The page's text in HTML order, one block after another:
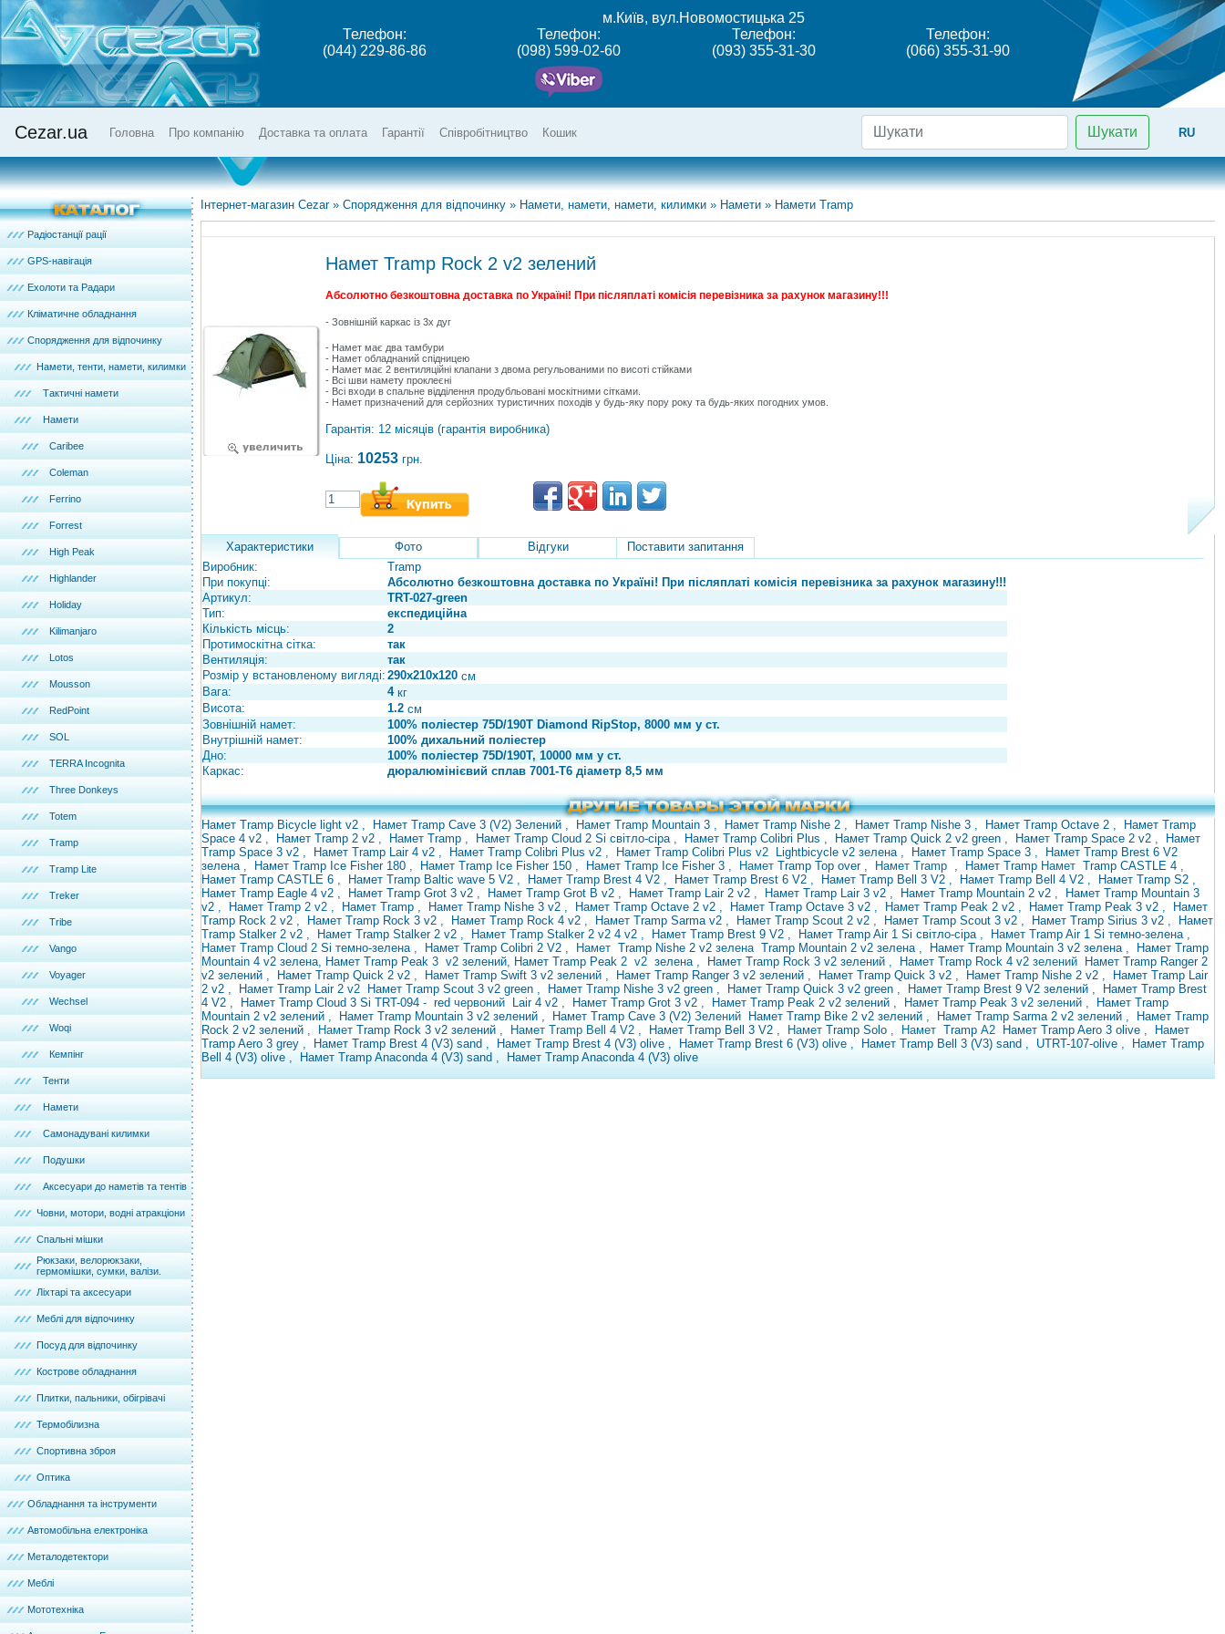
м.Київ, вул.Новомостицька 25
Телефон:
(044) 229-86-86
Телефон:
(098) 599-02-60
Телефон:
(093) 355-31-30
Телефон:
(066) 355-31-90
Cezar.ua Головна Про компанію Доставка та оплата Гарантії Співробітництво Кошик Шукати RU
Радіостанції рації
GPS-навігація
Ехолоти та Радари
Кліматичне обладнання
Спорядження для відпочинку
Намети, тенти, намети, килимки
Тактичні намети
Намети
Caribee
Coleman
Ferrino
Forrest
High Peak
Highlander
Holiday
Kilimanjaro
Lotos
Mousson
RedPoint
SOL
TERRA Incognita
Three Donkeys
Totem
Tramp
Tramp Lite
Treker
Tribe
Vango
Voyager
Wechsel
Woqi
Кемпінг
Тенти
Намети
Самонадувані килимки
Подушки
Аксесуари до наметів та тентів
Човни, мотори, водні атракціони
Спальні мішки
Рюкзаки, велорюкзаки,
гермомішки, сумки, валізи.
Ліхтарі та аксесуари
Меблі для відпочинку
Посуд для відпочинку
Кострове обладнання
Плитки, пальники, обігрівачі
Термобілизна
Спортивна зброя
Оптика
Обладнання та інструменти
Автомобільна електроніка
Металодетектори
Меблі
Мототехніка
Інтернет-магазин Cezar » Спорядження для відпочинку » Намети, намети, намети, килимки » Намети » Намети Tramp
Намет Tramp Rock 2 v2 зелений
Абсолютно безкоштовна доставка по Україні! При післяплаті комісія перевізника за рахунок магазину!!!
- Зовнішній каркас із 3х дуг
- Намет має два тамбури
- Намет обладнаний спідницею
- Намет має 2 вентиляційні клапани з двома регульованими по висоті стійками
- Всі шви намету проклеєні
- Всі входи в спальне відділення продубльовані москітними сітками.
- Намет призначений для серйозних туристичних походів у будь-яку пору року та будь-яких погодних умов.
Гарантія: 12 місяців (гарантія виробника)
Ціна: 10253 грн.
Характеристики Фото Відгуки
Поставити запитання
Виробник:
Tramp
При покупці:
Абсолютно безкоштовна доставка по Україні! При післяплаті комісія перевізника за рахунок магазину!!!
Артикул:
TRT-027-green
Тип:
експедиційна
Кількість місць:
2
Протимоскітна сітка:
так
Вентиляція:
так
Розмір у встановленому вигляді: 290х210х120 см
Вага:
4кг
Висота:
1.2 см
Зовнішній намет:
100% поліестер 75D/190T Diamond RipStop, 8000 мм у ст.
Внутрішній намет:
100% дихальний поліестер
Дно:
100% поліестер 75D/190T, 10000 мм у ст.
Каркас:
дюралюмінієвий сплав 7001-Т6 діаметр 8,5 мм
Намет Tramp Bicycle light v2 , Намет Tramp Cave 3 (V2) Зелений , Намет Tramp Mountain 3 , Намет Tramp Nishe 2 , Намет Tramp Nishe 3 , Намет Tramp Octave 2 ,
Намет Tramp
Space 4 v2 , Намет Tramp 2 v2 , Намет Tramp , Намет Tramp Cloud 2 Si світло-сіра , Намет Tramp Colibri Plus , Намет Tramp Quick 2 v2 green , Намет Tramp Space 2 v2 ,
Намет
Tramp Space 3 v2 , Намет Tramp Lair 4 v2 , Намет Tramp Colibri Plus v2 , Намет Tramp Colibri Plus v2 Lightbicycle v2 зелена , Намет Tramp Space 3 ,
Намет Tramp Brest 6 V2
зелена , Намет Tramp Ice Fisher 180 , Намет Tramp Ice Fisher 150 , Намет Tramp Ice Fisher 3 , Намет Tramp Top over , Намет Tramp , Намет Tramp Намет Tramp CASTLE 4 ,
Намет Tramp CASTLE 6 , Намет Tramp Baltic wave 5 V2 , Намет Tramp Brest 4 V2 , Намет Tramp Brest 6 V2 , Намет Tramp Bell 3 V2 , Намет Tramp Bell 4 V2 , Намет Tramp S2 ,
Намет Tramp Eagle 4 v2 , Намет Tramp Grot 3 v2 , Намет Tramp Grot B v2 , Намет Tramp Lair 2 v2 , Намет Tramp Lair 3 v2 , Намет Tramp Mountain 2 v2 ,
Намет Tramp Mountain 3
v2 , Намет Tramp 2 v2 , Намет Tramp , Намет Tramp Nishe 3 v2 , Намет Tramp Octave 2 v2 , Намет Tramp Octave 3 v2 , Намет Tramp Peak 2 v2 , Намет Tramp Peak 3 v2 ,
Намет
Tramp Rock 2 v2 , Намет Tramp Rock 3 v2 , Намет Tramp Rock 4 v2 , Намет Tramp Sarma v2 , Намет Tramp Scout 2 v2 , Намет Tramp Scout 3 v2 , Намет Tramp Sirius 3 v2 ,
Намет
Tramp Stalker 2 v2 , Намет Tramp Stalker 2 v2 , Намет Tramp Stalker 2 v2 4 v2 , Намет Tramp Brest 9 V2 , Намет Tramp Air 1 Si світло-сіра , Намет Tramp Air 1 Si темно-зелена ,
Намет Tramp Cloud 2 Si темно-зелена , Намет Tramp Colibri 2 V2 , Намет Tramp Nishe 2 v2 зелена Tramp Mountain 2 v2 зелена , Намет Tramp Mountain 3 v2 зелена ,
Намет Tramp
Mountain 4 v2 зелена, Намет Tramp Peak 3 v2 зелений, Намет Tramp Peak 2 v2 зелена , Намет Tramp Rock 3 v2 зелений , Намет Tramp Rock 4 v2 зелений
Намет Tramp Ranger 2
v2 зелений , Намет Tramp Quick 2 v2 , Намет Tramp Swift 3 v2 зелений , Намет Tramp Ranger 3 v2 зелений , Намет Tramp Quick 3 v2 , Намет Tramp Nishe 2 v2 ,
Намет Tramp Lair
2 v2 , Намет Tramp Lair 2 v2 Намет Tramp Scout 3 v2 green , Намет Tramp Nishe 3 v2 green , Намет Tramp Quick 3 v2 green , Намет Tramp Brest 9 V2 зелений ,
Намет Tramp Brest
4 V2 , Намет Tramp Cloud 3 Si TRT-094 - red червоний Lair 4 v2 , Намет Tramp Grot 3 v2 , Намет Tramp Peak 2 v2 зелений , Намет Tramp Peak 3 v2 зелений ,
Намет Tramp
Mountain 2 v2 зелений , Намет Tramp Mountain 3 v2 зелений , Намет Tramp Cave 3 (V2) Зелений Намет Tramp Bike 2 v2 зелений , Намет Tramp Sarma 2 v2 зелений ,
Намет Tramp
Rock 2 v2 зелений , Намет Tramp Rock 3 v2 зелений , Намет Tramp Bell 4 V2 , Намет Tramp Bell 3 V2 , Намет Tramp Solo , Намет Tramp A2 Намет Tramp Aero 3 olive ,
Намет
Tramp Aero 3 grey , Намет Tramp Brest 4 (V3) sand , Намет Tramp Brest 4 (V3) olive , Намет Tramp Brest 6 (V3) olive , Намет Tramp Bell 3 (V3) sand , UTRT-107-olive ,
Намет Tramp
Bell 4 (V3) olive , Намет Tramp Anaconda 4 (V3) sand , Намет Tramp Anaconda 4 (V3) olive